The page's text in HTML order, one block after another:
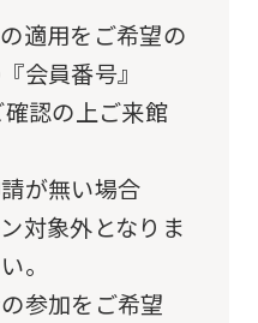
適用をご希望の
会員番号』
確認の上ご来館
が無い場合
対象外となりま
。
参加をご希望
that
you